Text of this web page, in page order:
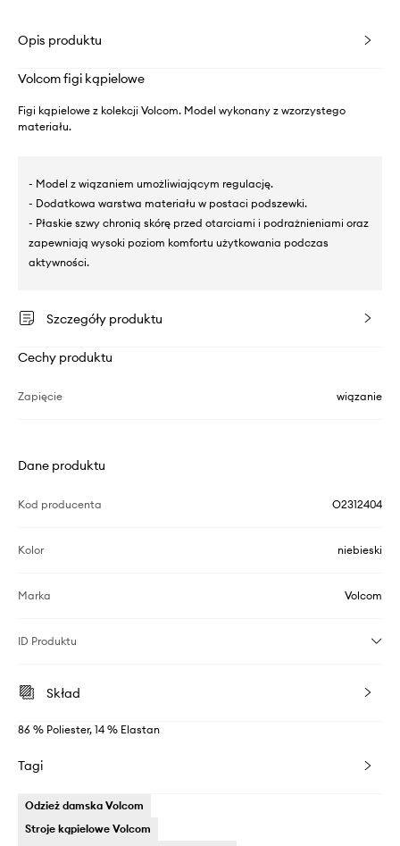
Opis produktu
Volcom figi kąpielowe
Figi kąpielowe z kolekcji Volcom. Model wykonany z wzorzystego
materiału.
- Model z wiązaniem umożliwiającym regulację.
- Dodatkowa warstwa materiału w postaci podszewki.
- Płaskie szwy chronią skórę przed otarciami i podrażnieniami oraz
zapewniają wysoki poziom komfortu użytkowania podczas
aktywności.
Szczegóły produktu
Cechy produktu
Zapięcie wiązanie
Dane produktu
Kod producenta O2312404
Kolor niebieski
Marka Volcom
ID Produktu
Skład
86 % Poliester, 14 % Elastan
Tagi
Odzież damska Volcom
Stroje kąpielowe Volcom